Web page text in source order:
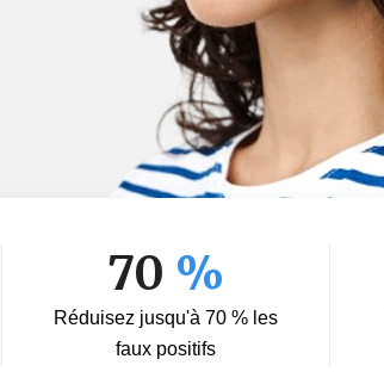
70 %
Réduisez jusqu'à 70 % les
faux positifs